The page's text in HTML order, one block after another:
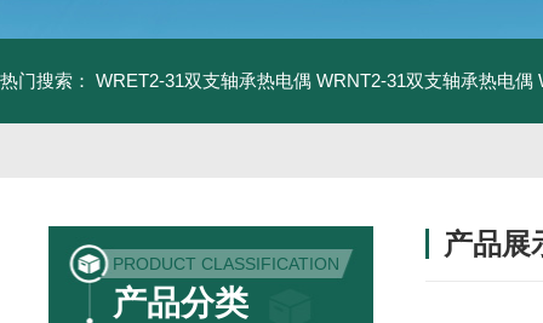
热门搜索： WRET2-31双支轴承热电偶 WRNT2-31双支轴承热电偶
PRODUCT CLASSIFICATION
产品分类
产品展